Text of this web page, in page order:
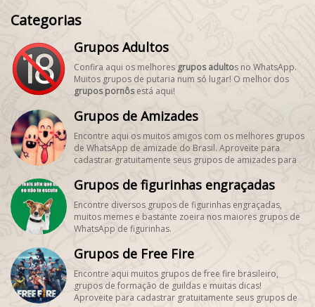
Categorias
Grupos Adultos
Confira aqui os melhores grupos adultos no WhatsApp.
Muitos grupos de putaria num só lugar! O melhor dos
grupos pornôsestá aqui!
Grupos de Amizades
Encontre aqui os muitos amigos com os melhores grupos
de WhatsApp de amizade do Brasil. Aproveite para
cadastrar gratuitamente seus grupos de amizades para
Grupos de figurinhas engraçadas
Encontre diversos grupos de figurinhas engraçadas,
muitos memes e bastante zoeira nos maiores grupos de
WhatsApp de figurinhas.
Grupos de Free Fire
Encontre aqui muitos grupos de free fire brasileiro,
grupos de formação de guildas e muitas dicas!
Aproveite para cadastrar gratuitamente seus grupos de